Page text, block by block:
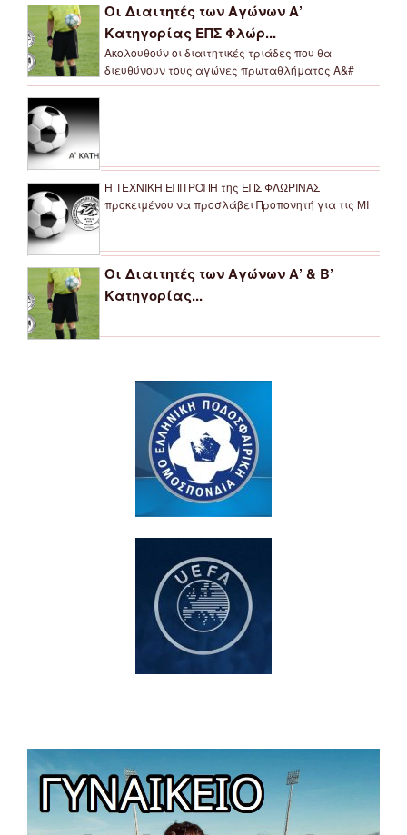
Οι Διαιτητές των Αγώνων Α’
Κατηγορίας ΕΠΣ Φλώρ...
Ακολουθούν οι διαιτητικές τριάδες που θα
διευθύνουν τους αγώνες πρωταθλήματος Α&#
Η ΤΕΧΝΙΚΗ ΕΠΙΤΡΟΠΗ της ΕΠΣ ΦΛΩΡΙΝΑΣ
προκειμένου να προσλάβει Προπονητή για τις ΜΙ
Οι Διαιτητές των Αγώνων Α’ & Β’
Κατηγορίας...